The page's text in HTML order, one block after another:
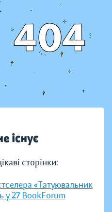
існує
сторінки:
«Татуювальник
у 27 BookForum